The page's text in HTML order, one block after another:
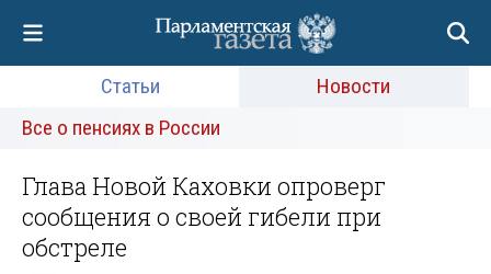
Статьи
Новости
Все о пенсиях в России
Глава Новой Каховки опроверг
сообщения о своей гибели при
обстреле